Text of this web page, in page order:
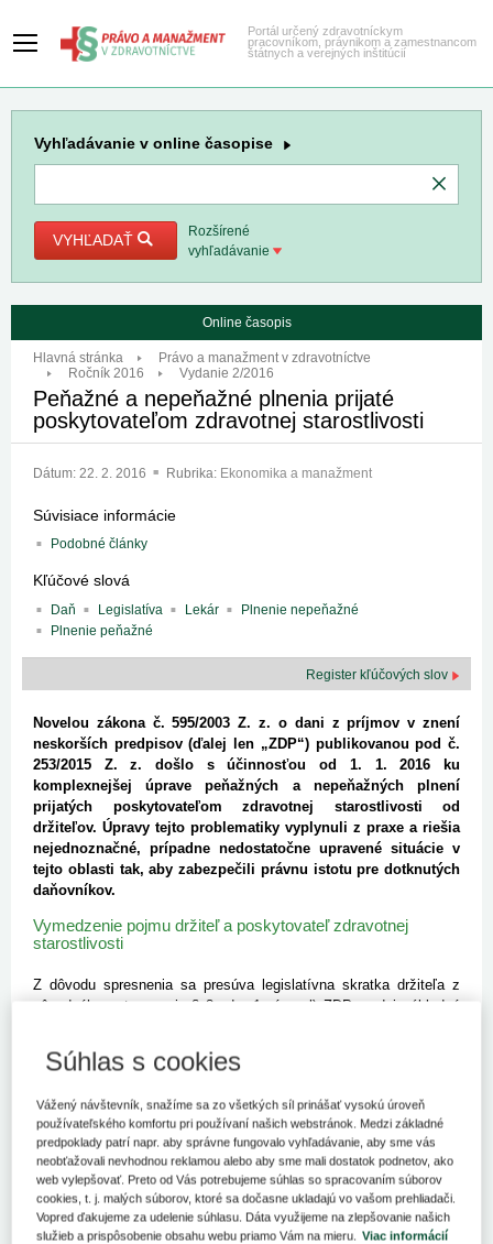
Portál určený zdravotníckym
pracovníkom, právnikom a zamestnancom
štátnych a verejných inštitúcií
Vyhľadávanie v online časopise
VYHĽADAŤ
Rozšírené
vyhľadávanie
Online časopis
Hlavná stránka
Právo a manažment v zdravotníctve
Ročník 2016
Vydanie 2/2016
Peňažné a nepeňažné plnenia prijaté
poskytovateľom zdravotnej starostlivosti
Dátum: 22. 2. 2016 Rubrika: Ekonomika a manažment
Súvisiace informácie
Podobné články
Kľúčové slová
Daň Legislatíva Lekár
Plnenie nepeňažné
Plnenie peňažné
Register kľúčových slov
Novelou zákona č. 595/2003 Z. z. o dani z príjmov v znení
neskorších predpisov (ďalej len „ZDP“) publikovanou pod č.
253/2015 Z. z. došlo s účinnosťou od 1. 1. 2016 ku
komplexnejšej úprave peňažných a nepeňažných plnení
prijatých poskytovateľom zdravotnej starostlivosti od
držiteľov. Úpravy tejto problematiky vyplynuli z praxe a riešia
nejednoznačné, prípadne nedostatočne upravené situácie v
tejto oblasti tak, aby zabezpečili právnu istotu pre dotknutých
daňovníkov.
Vymedzenie pojmu držiteľ a poskytovateľ zdravotnej
starostlivosti
Z dôvodu spresnenia sa presúva legislatívna skratka držiteľa z
pôvodného ustanovenia § 8 ods. 1 písm. l) ZDP medzi základné
ustanovenia
od 1. 1. 2016 považuje
držiteľ povolenia na veľkodistribúciu liekov,
držiteľ povolenia na výrobu liekov,
farmaceutická spoločnosť (vymedzená v zákone č. 362/2011 Z.
z. o liekoch a zdravotníckych pomôckach a o zmene a doplnení
niektorých zákonov),
výrobca a distribútor zdravotníckej pomôcky,
výrobca a distribútor dietetickej potraviny (vymedzený v zákone
Súhlas s cookies
Vážený návštevník, snažíme sa zo všetkých síl prinášať vysokú úroveň
používateľského komfortu pri používaní našich webstránok. Medzi základné
predpoklady patrí napr. aby správne fungovalo vyhľadávanie, aby sme vás
neobťažovali nevhodnou reklamou alebo aby sme mali dostatok podnetov, ako
web vylepšovať. Preto od Vás potrebujeme súhlas so spracovaním súborov
cookies, t. j. malých súborov, ktoré sa dočasne ukladajú vo vašom prehliadači.
Vopred ďakujeme za udelenie súhlasu. Dáta využijeme na zlepšovanie našich
služieb a prispôsobenie obsahu webu priamo Vám na mieru. Viac informácií